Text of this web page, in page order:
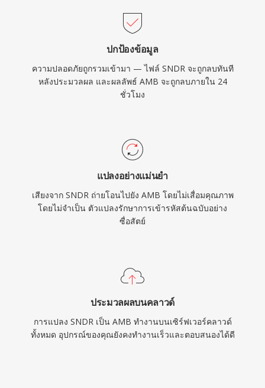
ปกป้องข้อมูล
ความปลอดภัยถูกรวมเข้ามา — ไฟล์ SNDR จะถูกลบทันที
หลังประมวลผล และผลลัพธ์ AMB จะถูกลบภายใน 24
ชั่วโมง
แปลงอย่างแม่นยำ
เสียงจาก SNDR ถ่ายโอนไปยัง AMB โดยไม่เสื่อมคุณภาพ
โดยไม่จำเป็น ตัวแปลงรักษาการเข้ารหัสต้นฉบับอย่าง
ซื่อสัตย์
ประมวลผลบนคลาวด์
การแปลง SNDR เป็น AMB ทำงานบนเซิร์ฟเวอร์คลาวด์
ทั้งหมด อุปกรณ์ของคุณยังคงทำงานเร็วและตอบสนองได้ดี